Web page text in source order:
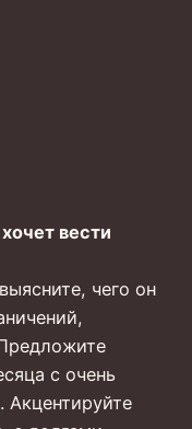
вести
чего он
с очень
Акцентируйте